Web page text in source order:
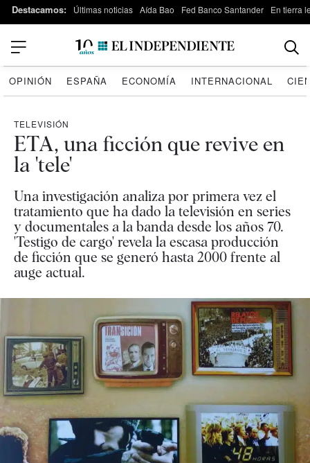
Destacamos: Últimas noticias Aída Bao Fed Banco Santander En tierra
OPINIÓN ESPAÑA ECONOMÍA INTERNACIONAL
TELEVISIÓN
ETA, una ficción que revive en
la 'tele'
Una investigación analiza por primera vez el
tratamiento que ha dado la televisión en series
y documentales a la banda desde los años 70.
'Testigo de cargo' revela la escasa producción
de ficción que se generó hasta 2000 frente al
auge actual.